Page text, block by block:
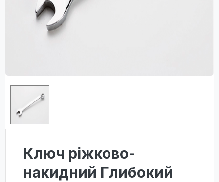
Ключ ріжково-
накидний Глибокий